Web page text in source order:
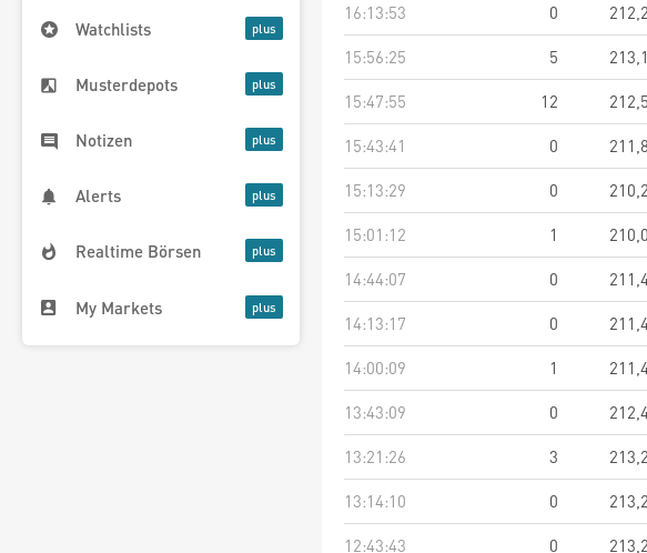
Watchlists
Musterdepots
Notizen
Alerts
Realtime Börsen
My Markets
16:13:53
0
15:56:25
5
15:47:55
12
15:43:41
0
15:13:29
0
15:01:12
1
14:44:07
0
14:13:17
0
14:00:09
1
13:43:09
0
13:21:26
3
13:14:10
0
12:43:43
0